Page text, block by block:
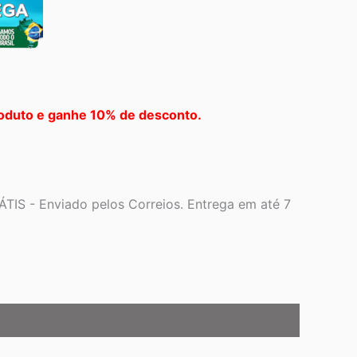
e ganhe 10% de desconto.
- Enviado pelos Correios. Entrega em até 7